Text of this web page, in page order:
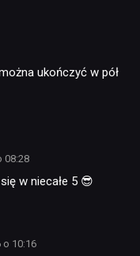
ukończyć w pół
08:28
w niecałe 5 😎
o 10:16